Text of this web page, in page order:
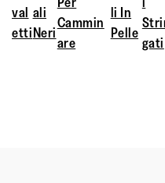
pantaloni ampi.
val
etti
ali
Neri
Cammin
are
li In
Pelle
gati